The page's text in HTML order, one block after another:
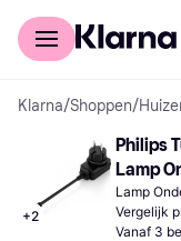
Voor shoppers
Klarna/Shoppen/
+2
Philips
Lamp
Lamp
Vergelijk
Vanaf 3